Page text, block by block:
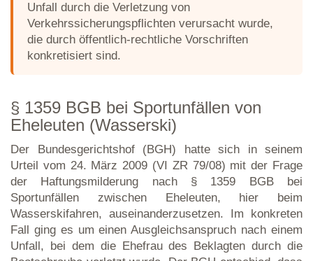
Unfall durch die Verletzung von
Verkehrssicherungspflichten verursacht wurde,
die durch öffentlich-rechtliche Vorschriften
konkretisiert sind.
§ 1359 BGB bei Sportunfällen von
Eheleuten (Wasserski)
Der Bundesgerichtshof (BGH) hatte sich in seinem
Urteil vom 24. März 2009 (VI ZR 79/08) mit der Frage
der Haftungsmilderung nach § 1359 BGB bei
Sportunfällen zwischen Eheleuten, hier beim
Wasserskifahren, auseinanderzusetzen. Im konkreten
Fall ging es um einen Ausgleichsanspruch nach einem
Unfall, bei dem die Ehefrau des Beklagten durch die